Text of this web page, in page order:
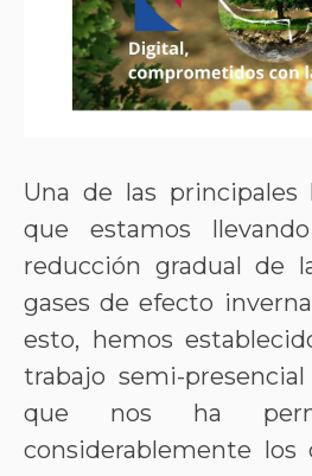
Una de las principales
que estamos
reducción gradual de
gases de efecto
esto, hemos
trabajo semi-
que nos ha
considerablemente los